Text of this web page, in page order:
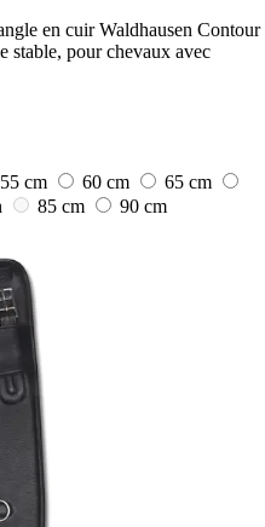
en cuir Waldhausen Contour
stable, pour chevaux avec
55 cm 60 cm
65 cm
85 cm
90 cm